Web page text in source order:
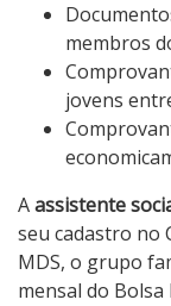
membros
jovens
Aassistente
seu cadastro no
MDS, o grupo
mensal do Bolsa